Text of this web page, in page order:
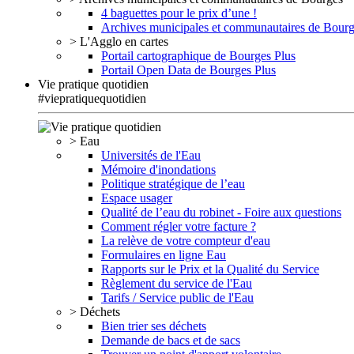
4 baguettes pour le prix d’une !
Archives municipales et communautaires de
> L'Agglo en cartes
Portail cartographique de Bourges Plus
Portail Open Data de Bourges Plus
Vie pratique quotidien
#viepratiquequotidien
> Eau
Universités de l'Eau
Mémoire d'inondations
Politique stratégique de l’eau
Espace usager
Qualité de l’eau du robinet - Foire aux questions
Comment régler votre facture ?
La relève de votre compteur d'eau
Formulaires en ligne Eau
Rapports sur le Prix et la Qualité du Service
Règlement du service de l'Eau
Tarifs / Service public de l'Eau
> Déchets
Bien trier ses déchets
Demande de bacs et de sacs